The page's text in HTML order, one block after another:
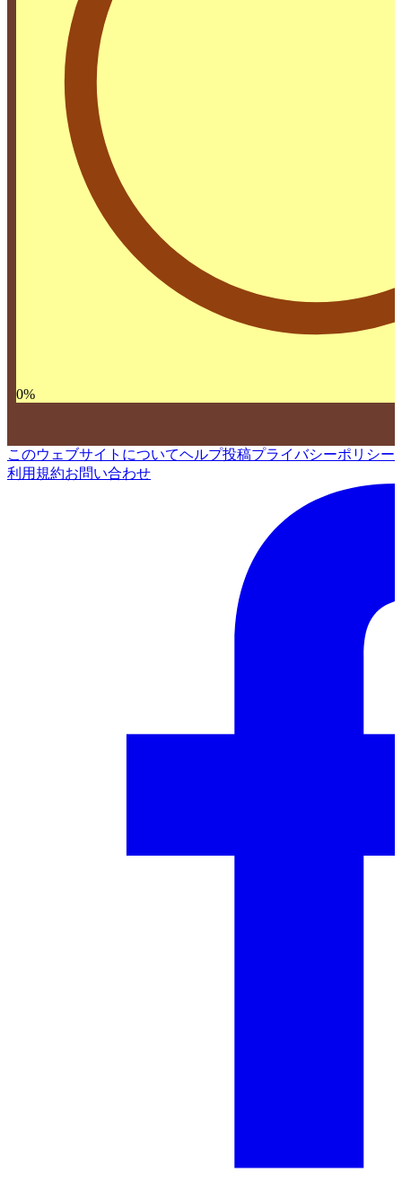
0%
このウェブサイトについてヘルプ投稿プライバシーポリシー
利用規約お問い合わせ